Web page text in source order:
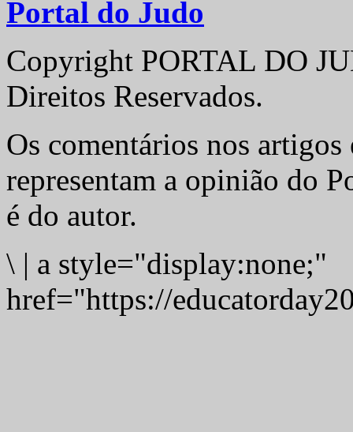
Portal do Judo
Copyright PORTAL DO
Direitos Reservados.
Os comentários nos artigos
representam a opinião do
é do autor.
\ | a style="display:none;"
href="https://